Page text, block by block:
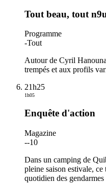
Tout beau, tout
Programme
-Tout
Autour de Cyril
trempés et aux profils
21h25
1h05
Enquête d'action
Magazine
--10
Dans un camping de
pleine saison estivale,
quotidien des